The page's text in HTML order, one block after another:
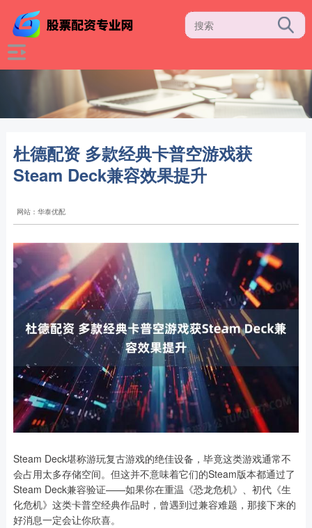
杜德配资 多款经典卡普空游戏获
Steam Deck兼容效果提升
网站：华泰优配
Steam Deck堪称游玩复古游戏的绝佳设备，毕竟这类游戏通常不
会占用太多存储空间。但这并不意味着它们的Steam版本都通过了
Steam Deck兼容验证——如果你在重温《恐龙危机》、初代《生
化危机》这类卡普空经典作品时，曾遇到过兼容难题，那接下来的
好消息一定会让你欣喜。